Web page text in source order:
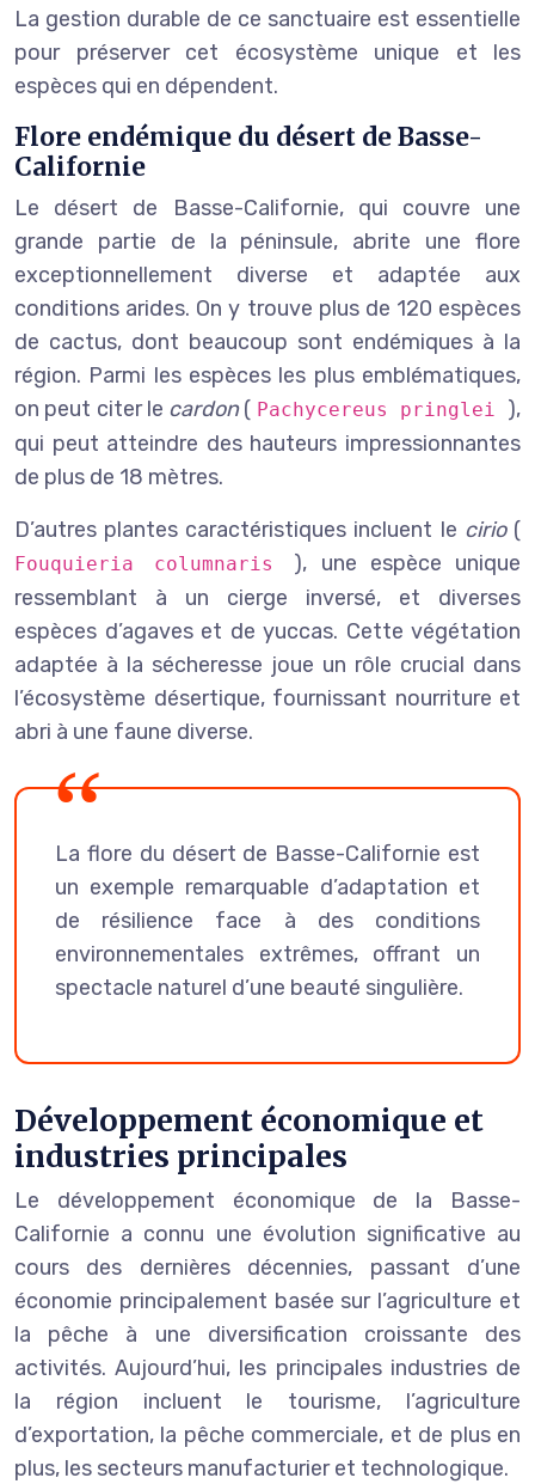
La gestion durable de ce sanctuaire est essentielle
pour préserver cet écosystème unique et les
espèces qui en dépendent.
Flore endémique du désert de Basse-
Californie
Le désert de Basse-Californie, qui couvre une
grande partie de la péninsule, abrite une flore
exceptionnellement diverse et adaptée aux
conditions arides. On y trouve plus de 120 espèces
de cactus, dont beaucoup sont endémiques à la
région. Parmi les espèces les plus emblématiques,
on peut citer le cardon( Pachycereus pringlei ),
qui peut atteindre des hauteurs impressionnantes
de plus de 18 mètres.
D’autres plantes caractéristiques incluent le cirio (
Fouquieria columnaris ), une espèce unique
ressemblant à un cierge inversé, et diverses
espèces d’agaves et de yuccas. Cette végétation
adaptée à la sécheresse joue un rôle crucial dans
l’écosystème désertique, fournissant nourriture et
abri à une faune diverse.
La flore du désert de Basse-Californie est
un exemple remarquable d’adaptation et
de résilience face à des conditions
environnementales extrêmes, offrant un
spectacle naturel d’une beauté singulière.
Développement économique et
industries principales
Le développement économique de la Basse-
Californie a connu une évolution significative au
cours des dernières décennies, passant d’une
économie principalement basée sur l’agriculture et
la pêche à une diversification croissante des
activités. Aujourd’hui, les principales industries de
la région incluent le tourisme, l’agriculture
d’exportation, la pêche commerciale, et de plus en
plus, les secteurs manufacturier et technologique.